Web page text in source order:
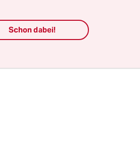
seine
Schon dabei!